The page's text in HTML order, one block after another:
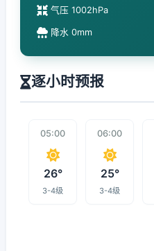
气压 1002hPa
降水 0mm
逐小时预报
05:00
26°
3-4级
06:00
25°
3-4级